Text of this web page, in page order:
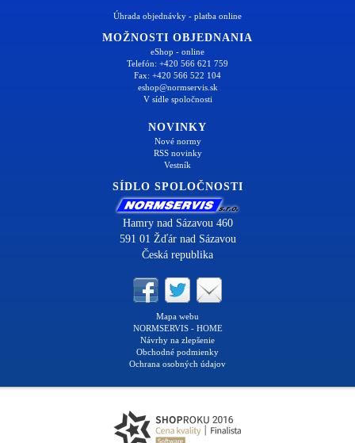
Úhrada objednávky - platba online
MOŽNOSTI OBJEDNANIA
eShop - online
Telefón: +420 566 621 759
Fax: +420 566 522 104
eshop@normservis.sk
V sídle spoločnosti
NOVINKY
Nové normy
RSS novinky
Vestník
SÍDLO SPOLOČNOSTI
Hamry nad Sázavou 460
591 01 Žďár nad Sázavou
Česká republika
Mapa webu
NORMSERVIS - HOME
Návrhy na zlepšenie
Obchodné podmienky
Ochrana osobných údajov